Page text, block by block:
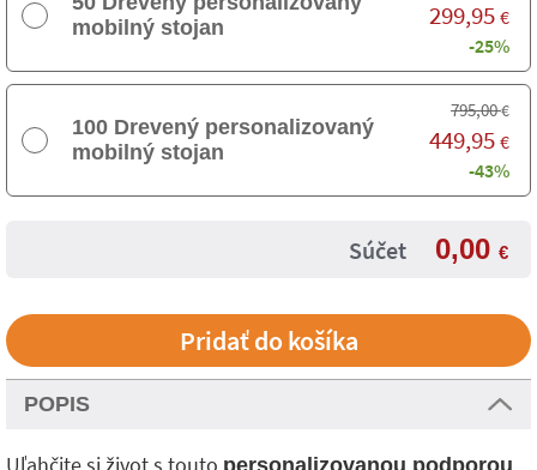
mobilný stojan
299,95 €
-25%
100 Drevený personalizovaný
mobilný stojan
795,00€
449,95 €
-43%
Súčet 0,00 €
POPIS
personalizovanou podporou